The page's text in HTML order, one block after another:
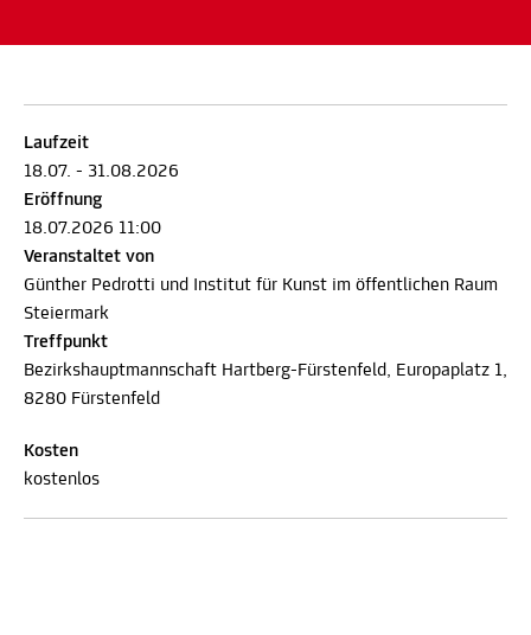
Laufzeit
18.07. - 31.08.2026
Eröffnung
18.07.2026 11:00
Veranstaltet von
Günther Pedrotti und Institut für Kunst im öffentlichen Raum
Steiermark
Treffpunkt
Bezirkshauptmannschaft Hartberg-Fürstenfeld, Europaplatz 1,
8280 Fürstenfeld
Kosten
kostenlos